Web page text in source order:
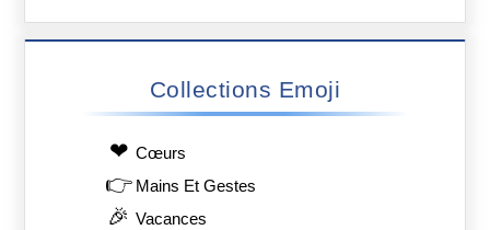
Collections Emoji
❤ Сœurs
👉 Mains Et Gestes
🎉 Vacances